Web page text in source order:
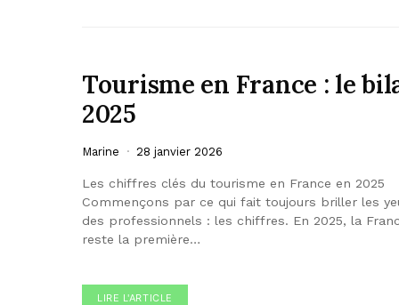
Tourisme en France : le
2025
Marine 28 janvier 2026
Les chiffres clés du tourisme en France en 2025
Commençons par ce qui fait toujours briller les
des professionnels : les chiffres. En 2025, la
reste la première…
LIRE L'ARTICLE